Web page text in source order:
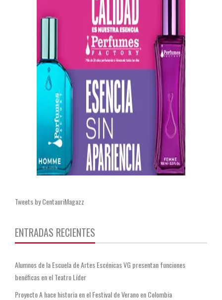
Tweets by CentauriMagazz
ENTRADAS RECIENTES
Alumnos de la Escuela de Artes Escénicas VG presentan funciones
benéficas en el Teatro Líder
Proyecto A hace historia en el Festival de Verano en Colombia